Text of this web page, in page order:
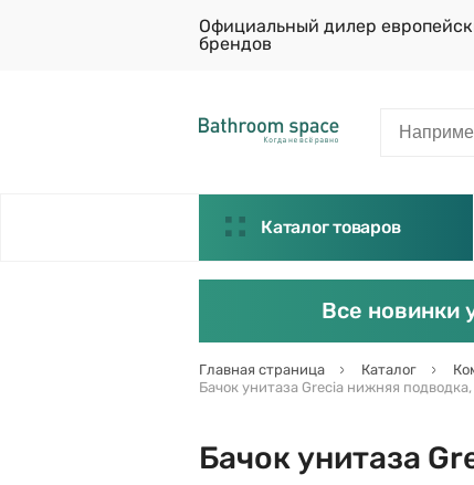
Официальный дилер
брендов
Каталог товаров
Все новинки
Главная страница Каталог
Бачок унитаза Grecia нижняя
Бачок унитаза